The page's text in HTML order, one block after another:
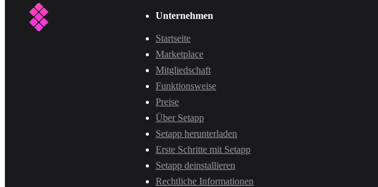
Unternehmen
Startseite
Marketplace
Mitgliedschaft
Funktionsweise
Preise
Über Setapp
Setapp herunterladen
Erste Schritte mit Setapp
Setapp deinstallieren
Rechtliche Informationen